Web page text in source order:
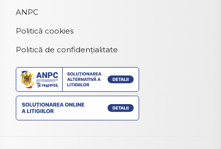
ANPC
Politică cookies
Politică de confidențialitate